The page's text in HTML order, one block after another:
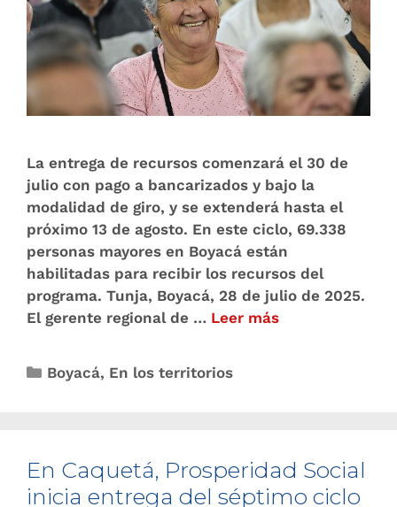
La entrega de recursos comenzará el 30 de
julio con pago a bancarizados y bajo la
modalidad de giro, y se extenderá hasta el
próximo 13 de agosto. En este ciclo, 69.338
personas mayores en Boyacá están
habilitadas para recibir los recursos del
programa. Tunja, Boyacá, 28 de julio de 2025.
El gerente regional de … Leer más
Boyacá, En los territorios
En Caquetá, Prosperidad Social
inicia entrega del séptimo ciclo